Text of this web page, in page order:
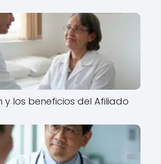
y los beneficios del Afiliado